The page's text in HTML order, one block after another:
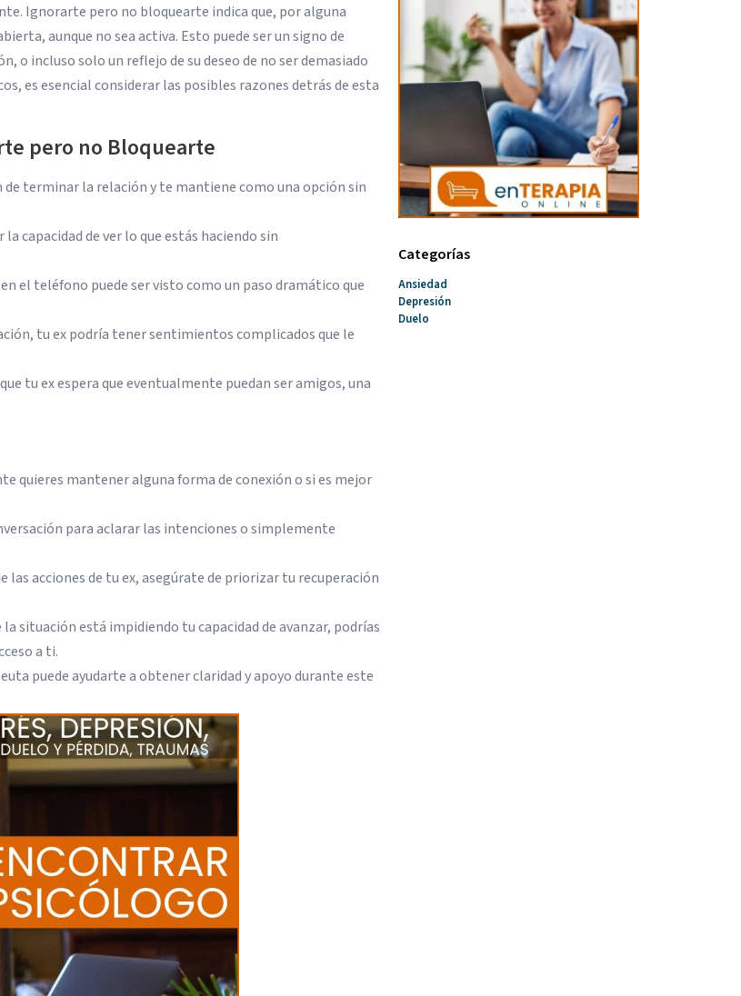
Ignorarte pero no bloquearte indica que, por alguna
aunque no sea activa. Esto puede ser un signo de
o incluso solo un reflejo de su deseo de no ser demasiado
es esencial considerar las posibles razones detrás de esta
pero no Bloquearte
de terminar la relación y te mantiene como una opción sin
capacidad de ver lo que estás haciendo sin
el teléfono puede ser visto como un paso dramático que
tu ex podría tener sentimientos complicados que le
tu ex espera que eventualmente puedan ser amigos, una
quieres mantener alguna forma de conexión o si es mejor
para aclarar las intenciones o simplemente
las acciones de tu ex, asegúrate de priorizar tu recuperación
la situación está impidiendo tu capacidad de avanzar, podrías
a ti.
puede ayudarte a obtener claridad y apoyo durante este
Categorías
Ansiedad
Depresión
Duelo